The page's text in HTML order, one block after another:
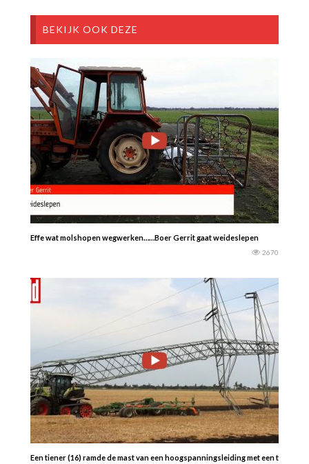
BEKIJK OOK DEZE
Effe wat molshopen wegwerken……Boer Gerrit gaat weideslepen
2670
Een tiener (16) ramde de mast van een hoogspanningsleiding met een